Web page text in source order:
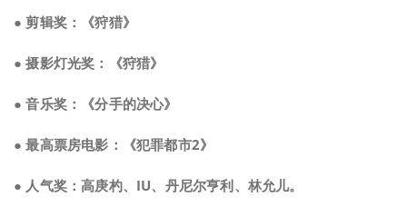
● 剪辑奖：《狩猎》
● 摄影灯光奖：《狩猎》
● 音乐奖：《分手的决心》
● 最高票房电影：《犯罪都市2》
● 人气奖：高庚杓、IU、丹尼尔亨利、林允儿。